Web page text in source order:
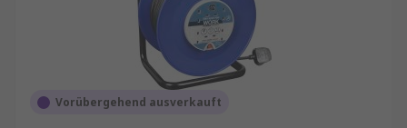
versorgen und die Anzahl der Stecker zu
erhöhen, die an eine Netzsteckdose
angeschlossen werden können.
Kabeltrommel
Vorübergehend ausverkauft